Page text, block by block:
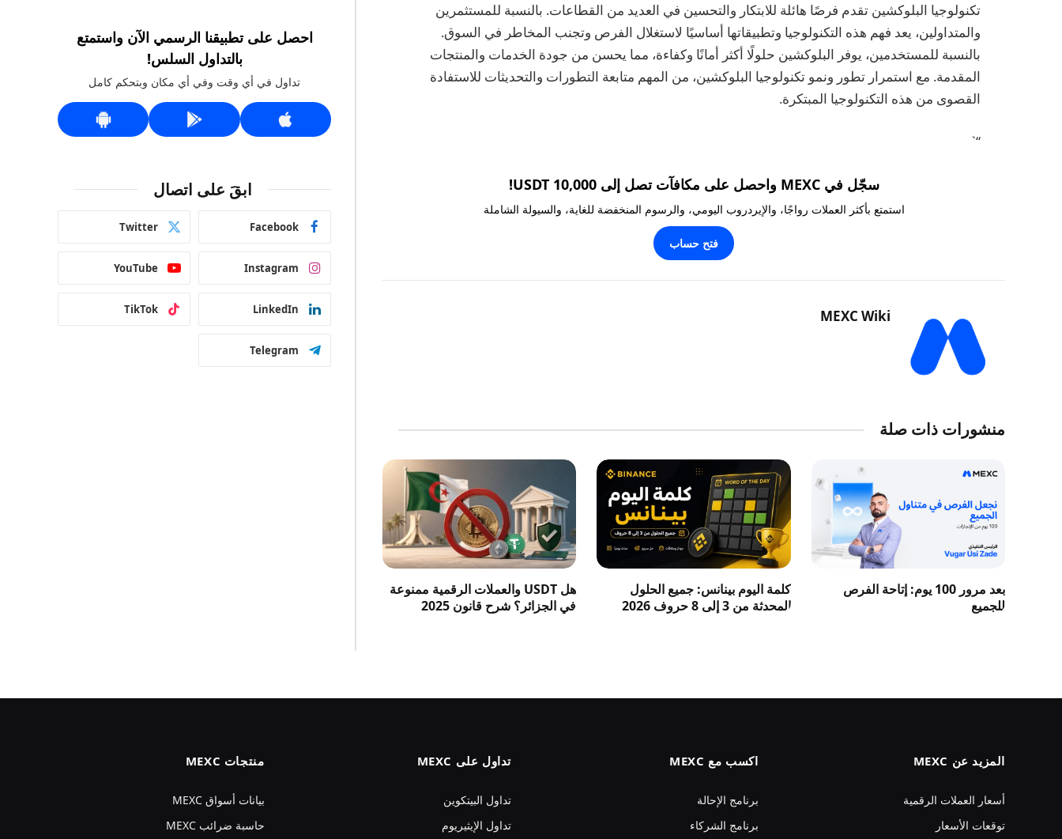
تكنولوجيا البلوكشين تقدم فرصًا هائلة للابتكار والتحسين في العديد من القطاعات. بالنسبة للمستثمرين
والمتداولين، يعد فهم هذه التكنولوجيا وتطبيقاتها أساسيًا لاستغلال الفرص وتجنب المخاطر في السوق.
بالنسبة للمستخدمين، يوفر البلوكشين حلولًا أكثر أمانًا وكفاءة، مما يحسن من جودة الخدمات والمنتجات
المقدمة. مع استمرار تطور ونمو تكنولوجيا البلوكشين، من المهم متابعة التطورات والتحديثات للاستفادة
القصوى من هذه التكنولوجيا المبتكرة.
“`
سجّل في MEXC واحصل على مكافآت تصل إلى 10,000 USDT!
استمتع بأكثر العملات رواجًا، والإيردروب اليومي، والرسوم المنخفضة للغاية، والسيولة الشاملة
فتح حساب
MEXC Wiki
منشورات ذات صلة
بعد مرور 100 يوم: إتاحة الفرص
للجميع
كلمة اليوم بينانس: جميع الحلول
المحدثة من 3 إلى 8 حروف 2026
هل USDT والعملات الرقمية ممنوعة
في الجزائر؟ شرح قانون 2025
احصل على تطبيقنا الرسمي الآن واستمتع
بالتداول السلس!
تداول في أي وقت وفي أي مكان وبتحكم كامل
ابقَ على اتصال
Facebook
Twitter
Instagram
YouTube
LinkedIn
TikTok
Telegram
المزيد عن MEXC
أسعار العملات الرقمية
توقعات الأسعار
اكسب مع MEXC
برنامج الإحالة
برنامج الشركاء
تداول على MEXC
تداول البيتكوين
تداول الإيثيريوم
منتجات MEXC
بيانات أسواق MEXC
حاسبة ضرائب MEXC